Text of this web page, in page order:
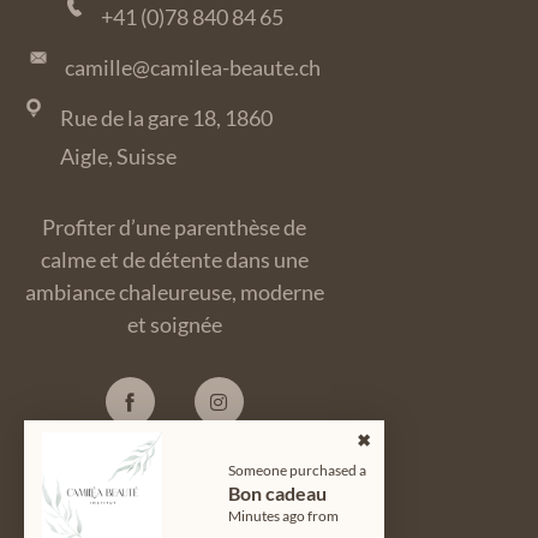
+41 (0)78 840 84 65
camille@camilea-beaute.ch
Rue de la gare 18, 1860
Aigle, Suisse
Profiter d’une parenthèse de
calme et de détente dans une
ambiance chaleureuse, moderne
et soignée
© 2024Camiléa Beauté| Tous
Someone purchased a
Bon cadeau
Minutes ago from